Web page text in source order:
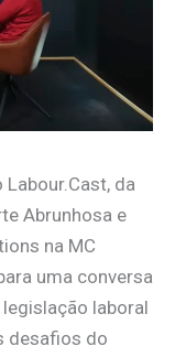
da
Abrunhosa e
na MC
uma conversa
laboral
desafios do